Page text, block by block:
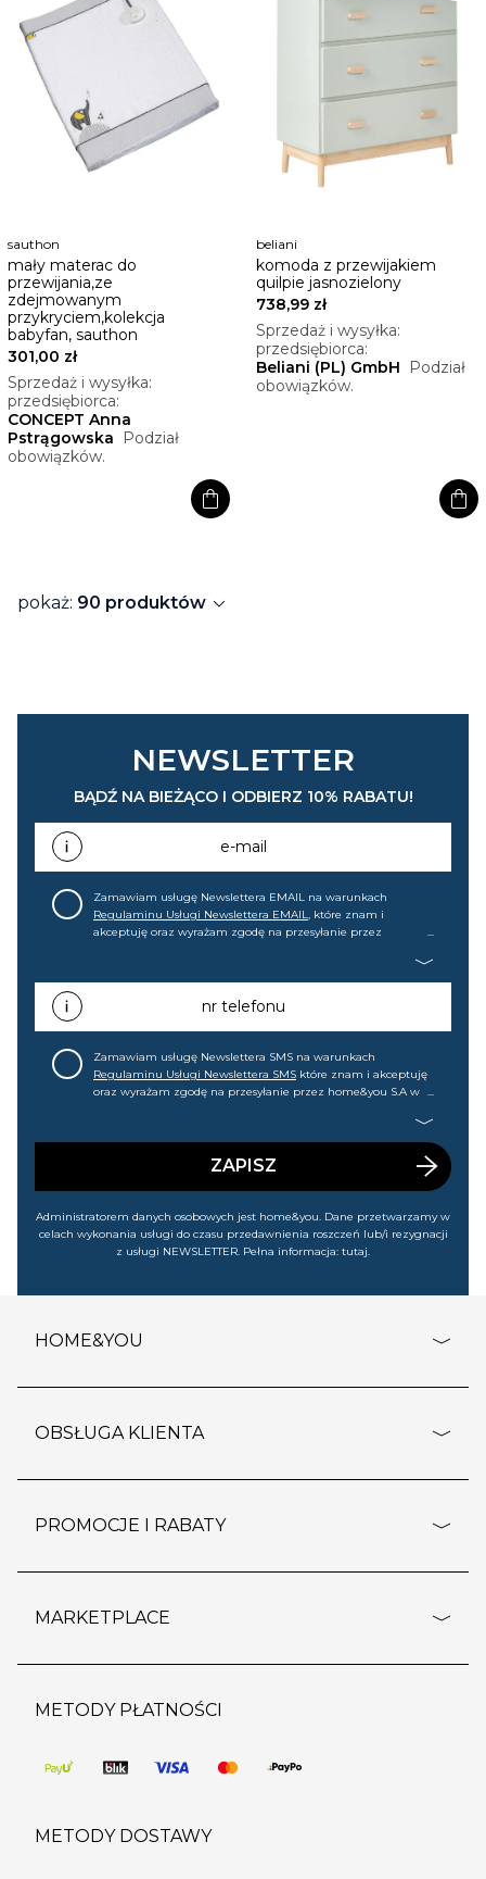
sauthon
mały materac do
przewijania,ze
zdejmowanym
przykryciem,kolekcja
babyfan, sauthon
301,00 zł
Sprzedaż i wysyłka:
przedsiębiorca:
CONCEPT Anna
Pstrągowska
Podział
obowiązków.
shopping_bag
beliani
komoda z przewijakiem
quilpie jasnozielony
738,99 zł
Sprzedaż i wysyłka:
przedsiębiorca:
Beliani (PL) GmbH
Podział
obowiązków.
shopping_bag
pokaż: 90 produktów expand_more
NEWSLETTER
BĄDŹ NA BIEŻĄCO I ODBIERZ 10% RABATU!
e-mail
Zamawiam usługę Newslettera EMAIL na warunkach
Regulaminu Usługi Newslettera EMAIL, które znam i
akceptuję oraz wyrażam zgodę na przesyłanie przez
promocjach, wyprzedażach). Wiem, że mogę tę zgodę w
każdej chwili cofnąć.nr telefonu
Zamawiam usługę Newslettera SMS na warunkach
Regulaminu Usługi Newslettera SMS które znam i akceptuję
oraz wyrażam zgodę na przesyłanie przez home&you S.A w
wyprzedażach). Wiem, że mogę tę zgodę w każdej chwili
ZAPISZ
Administratorem danych osobowych jest home&you. Dane przetwarzamy w
celach wykonania usługi do czasu przedawnienia roszczeń lub/i rezygnacji
z usługi NEWSLETTER. Pełna informacja: tutaj.
HOME&YOU
o firmie
polityka prywatności
kontakt
OBSŁUGA KLIENTA
dostawy i płatność
wypis z subskrypcji
regulamin sklepu
pozostałe regulaminy
PROMOCJE I RABATY
outlet
regulaminy promocji
MARKETPLACE
strefa marek
pomoc dla sprzedawców
METODY PŁATNOŚCI
METODY DOSTAWY